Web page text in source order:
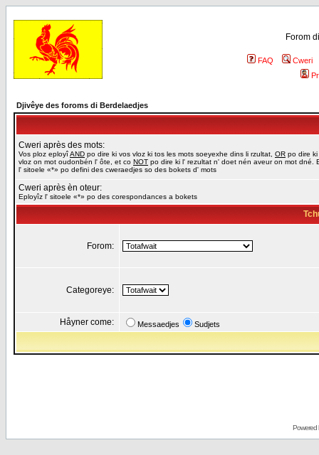
Forom
FAQ
Cweri
Djivêye des foroms di Berdelaedjes
Cweri après des mots:
Vos ploz eployîAND po dire ki vos vloz ki tos les mots soeyexhe dins li rzultat, OR po dire ki
vloz on mot oudonbén l' ôte, et co NOT po dire ki l' rezultat n' doet nén aveur on mot dné.
l' sitoele «*» po defini des cweraedjes so des bokets d' mots
Cweri après èn oteur:
Eployîz l' sitoele «*» po des corespondances a bokets
Forom:
Categoreye:
Håyner come: Messaedjes Sudjets
Powered